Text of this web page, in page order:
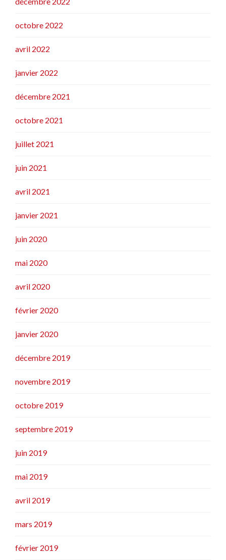
octobre 2022
avril 2022
janvier 2022
décembre 2021
octobre 2021
juillet 2021
juin 2021
avril 2021
janvier 2021
juin 2020
mai 2020
avril 2020
février 2020
janvier 2020
décembre 2019
novembre 2019
octobre 2019
septembre 2019
juin 2019
mai 2019
avril 2019
mars 2019
février 2019